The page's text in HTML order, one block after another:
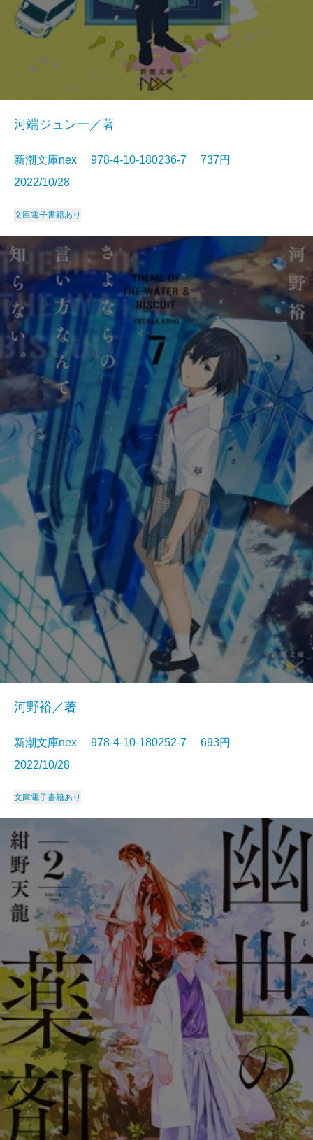
河端ジュン一／著
新潮文庫nex 978-4-10-180236-7 737円
2022/10/28
文庫電子書籍あり
河野裕／著
新潮文庫nex 978-4-10-180252-7 693円
2022/10/28
文庫電子書籍あり